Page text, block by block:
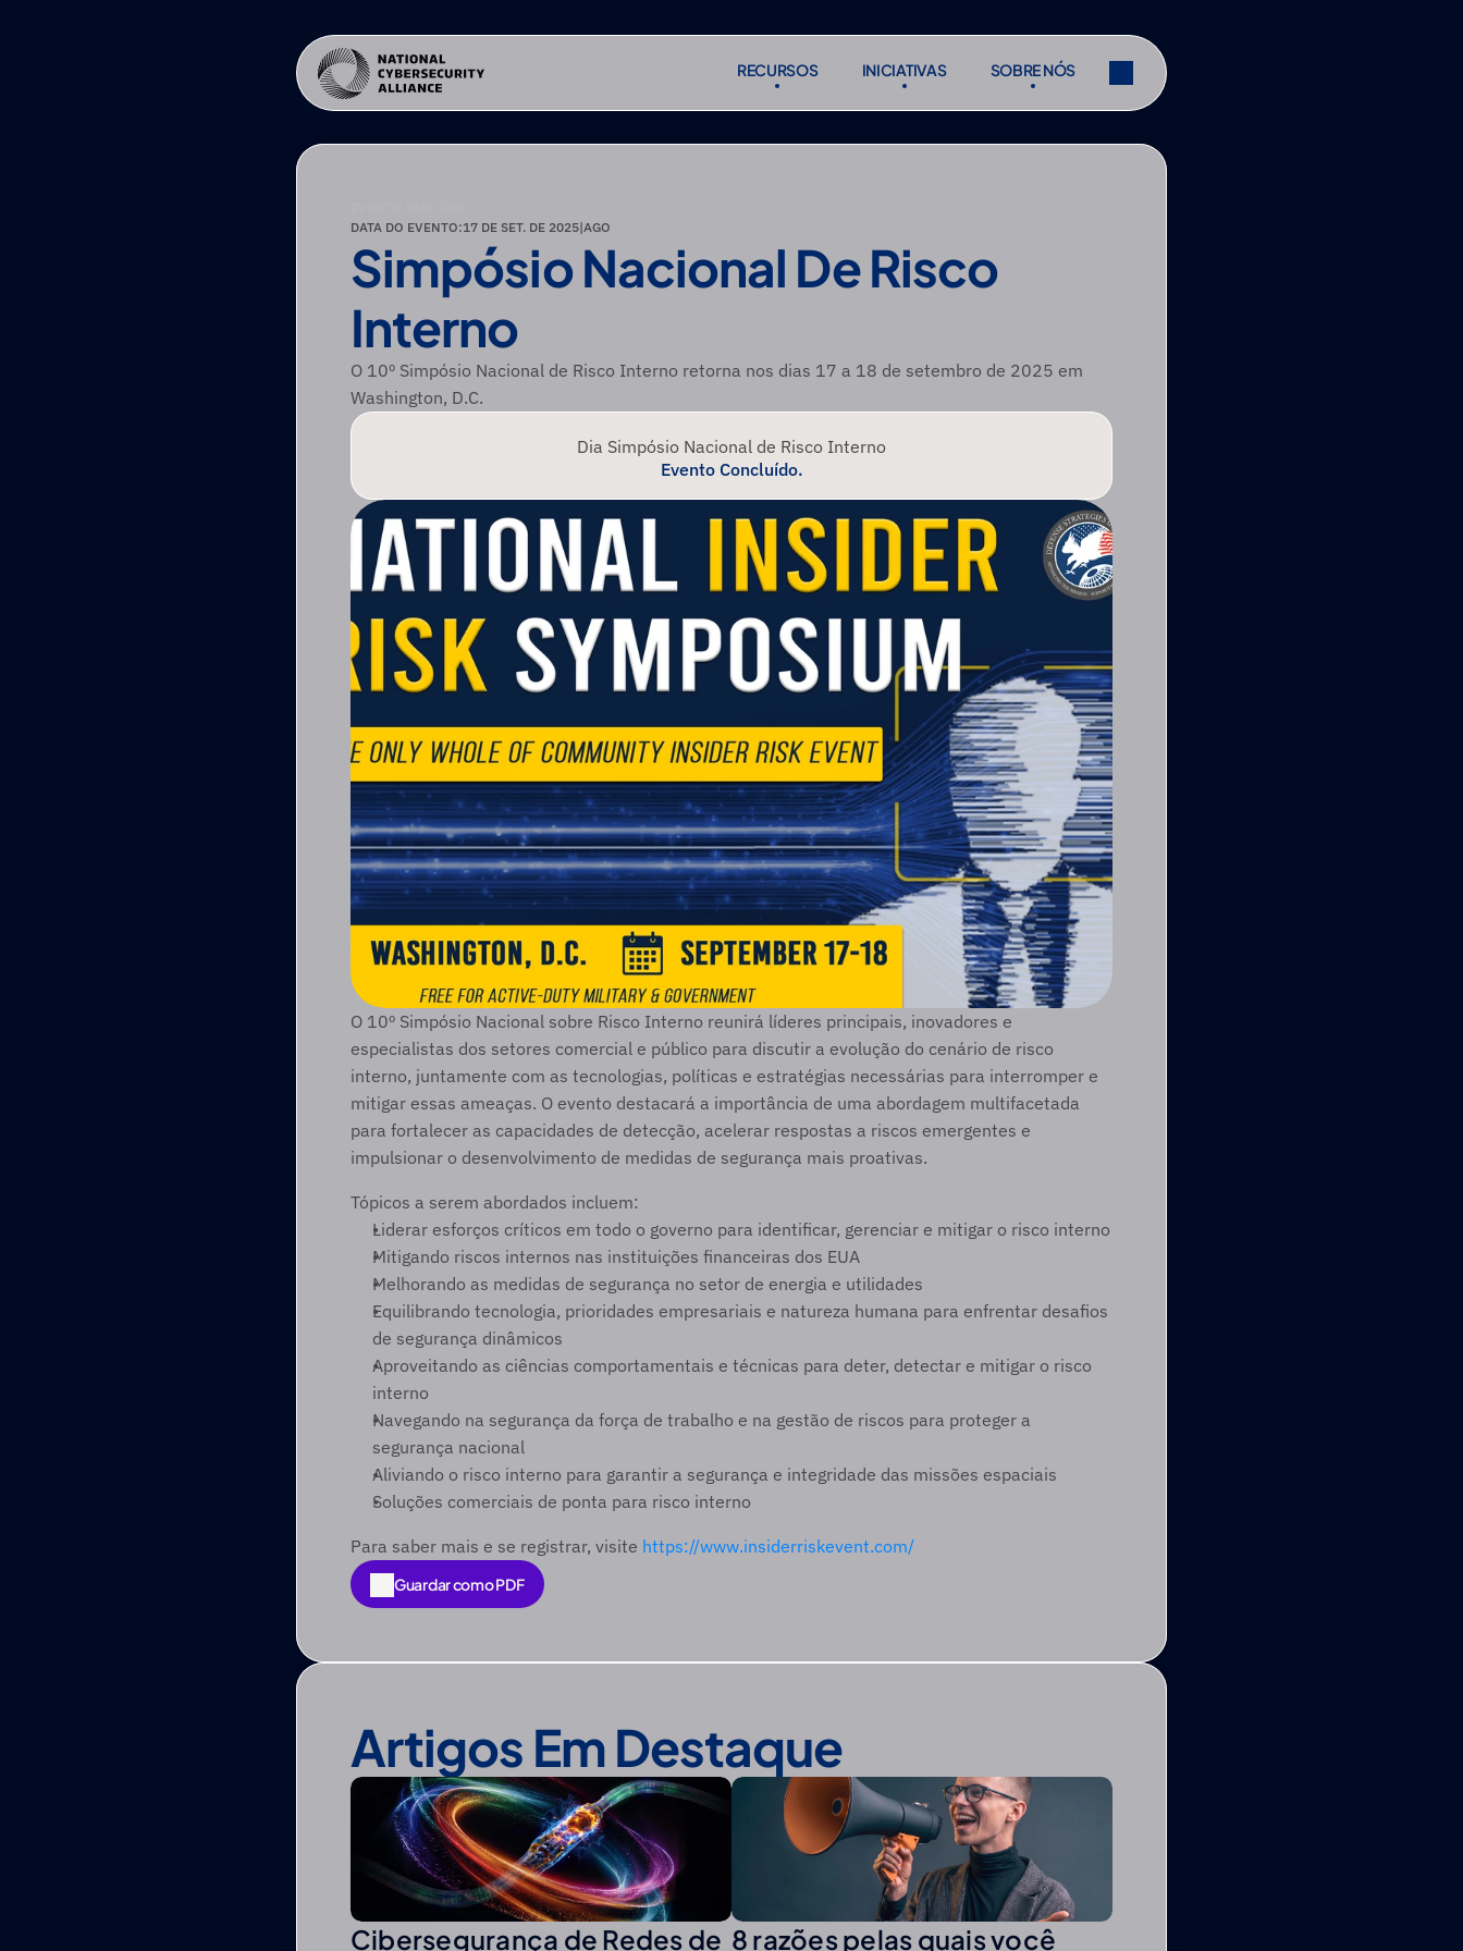
RECURSOS
RECURSOS
INICIATIVAS
INICIATIVAS
SOBRE NÓS
SOBRE NÓS
Subscrever
Partilhar
DATA DO EVENTO:17 DE SET. DE 2025|AGO
Simpósio Nacional De Risco
Interno
O 10º Simpósio Nacional de Risco Interno retorna nos dias 17 a 18 de setembro de 2025 em
Washington, D.C.
Dia Simpósio Nacional de Risco Interno
Evento Concluído.
O 10º Simpósio Nacional sobre Risco Interno reunirá líderes principais, inovadores e
especialistas dos setores comercial e público para discutir a evolução do cenário de risco
interno, juntamente com as tecnologias, políticas e estratégias necessárias para interromper e
mitigar essas ameaças. O evento destacará a importância de uma abordagem multifacetada
para fortalecer as capacidades de detecção, acelerar respostas a riscos emergentes e
impulsionar o desenvolvimento de medidas de segurança mais proativas.
Tópicos a serem abordados incluem:
Liderar esforços críticos em todo o governo para identificar, gerenciar e mitigar o risco interno
Mitigando riscos internos nas instituições financeiras dos EUA
Melhorando as medidas de segurança no setor de energia e utilidades
Equilibrando tecnologia, prioridades empresariais e natureza humana para enfrentar desafios
de segurança dinâmicos
Aproveitando as ciências comportamentais e técnicas para deter, detectar e mitigar o risco
interno
Navegando na segurança da força de trabalho e na gestão de riscos para proteger a
segurança nacional
Aliviando o risco interno para garantir a segurança e integridade das missões espaciais
Soluções comerciais de ponta para risco interno
Para saber mais e se registrar, visite https://www.insiderriskevent.com/
Guardar como PDF
Guardar como PDF
Artigos Em Destaque
Cibersegurança de Redes de 8 razões pelas quais você